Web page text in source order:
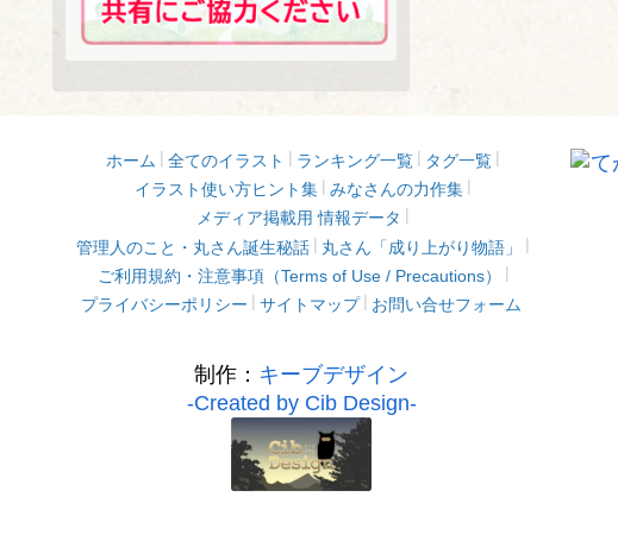
ホーム 全てのイラスト ランキング一覧
タグ一覧
イラスト使い方ヒント集
みなさんの力作集
メディア掲載用 情報データ
管理人のこと・丸さん誕生秘話
丸さん「成り上がり物語」
ご利用規約・注意事項（Terms of Use / Precautions）
プライバシーポリシー
サイトマップ お問い合せフォーム
制作： キーブデザイン
-Created by Cib Design-